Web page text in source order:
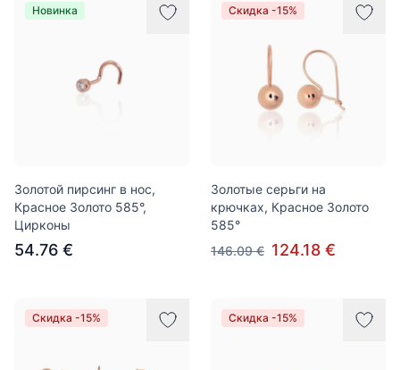
Новинка
Золотой пирсинг в нос,
Красное Золото 585°,
Цирконы
54.76 €
Скидка -15%
Золотые серьги на
крючках, Красное Золото
585°
146.09 € 124.18 €
Скидка -15% Скидка -15%